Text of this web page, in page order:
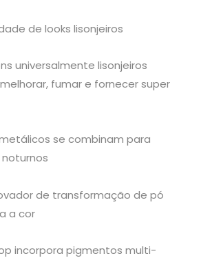
de looks lisonjeiros
universalmente lisonjeiros
fumar e fornecer super
se combinam para
de transformação de pó
a cor
incorpora pigmentos multi-